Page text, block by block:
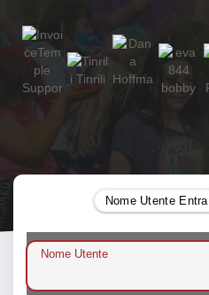
Nome Utente Entra
Nome Utente